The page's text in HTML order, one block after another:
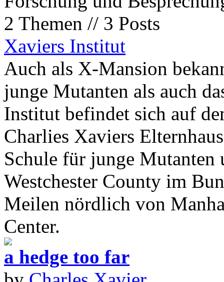
2 Themen // 3 Posts
Xaviers Institut
Auch als X-Mansion
junge Mutanten als auch
Institut befindet sich auf
Charlies Xaviers
Schule für junge Mutanten
Westchester County im
Meilen nördlich von
Center.
a hedge too far